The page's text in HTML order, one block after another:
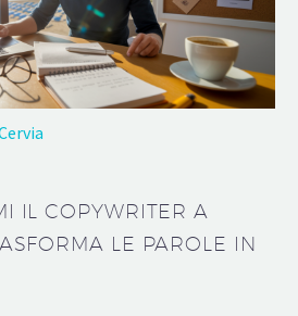
IL COPYWRITER A
LE PAROLE IN